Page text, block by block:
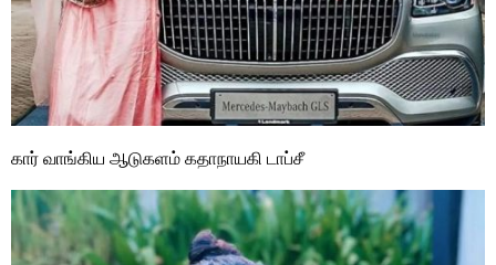
கார் வாங்கிய ஆடுகளம் கதாநாயகி டாப்சீ